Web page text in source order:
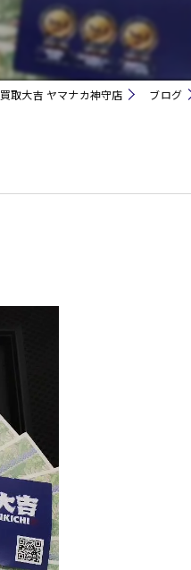
整理・終活
取大吉 ヤマナカ神守店 ブログ